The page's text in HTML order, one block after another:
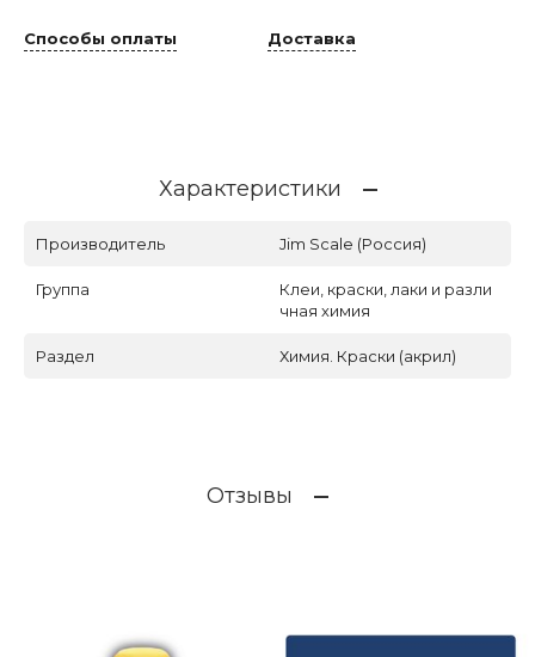
Способы оплаты Доставка
Характеристики
Производитель Jim Scale (Россия)
Группа
Клеи, краски, лаки и разли
чная химия
Раздел Химия. Краски (акрил)
Отзывы